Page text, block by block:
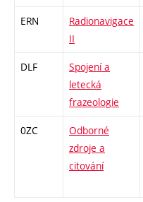
ERN
Radionavigace
II
DLF
Spojení a
letecká
frazeologie
0ZC
Odborné
zdroje a
citování